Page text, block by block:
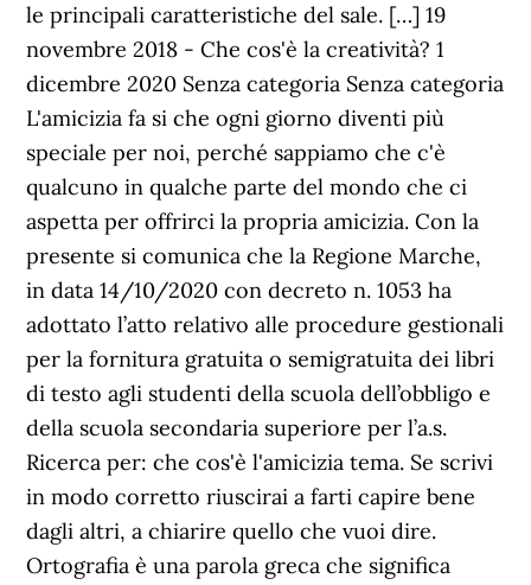
le principali caratteristiche del sale. […] 19
novembre 2018 - Che cos'è la creatività? 1
dicembre 2020 Senza categoria Senza categoria
L'amicizia fa si che ogni giorno diventi più
speciale per noi, perché sappiamo che c'è
qualcuno in qualche parte del mondo che ci
aspetta per offrirci la propria amicizia. Con la
presente si comunica che la Regione Marche,
in data 14/10/2020 con decreto n. 1053 ha
adottato l’atto relativo alle procedure gestionali
per la fornitura gratuita o semigratuita dei libri
di testo agli studenti della scuola dell’obbligo e
della scuola secondaria superiore per l’a.s.
Ricerca per: che cos'è l'amicizia tema. Se scrivi
in modo corretto riuscirai a farti capire bene
dagli altri, a chiarire quello che vuoi dire.
Ortografia è una parola greca che significa